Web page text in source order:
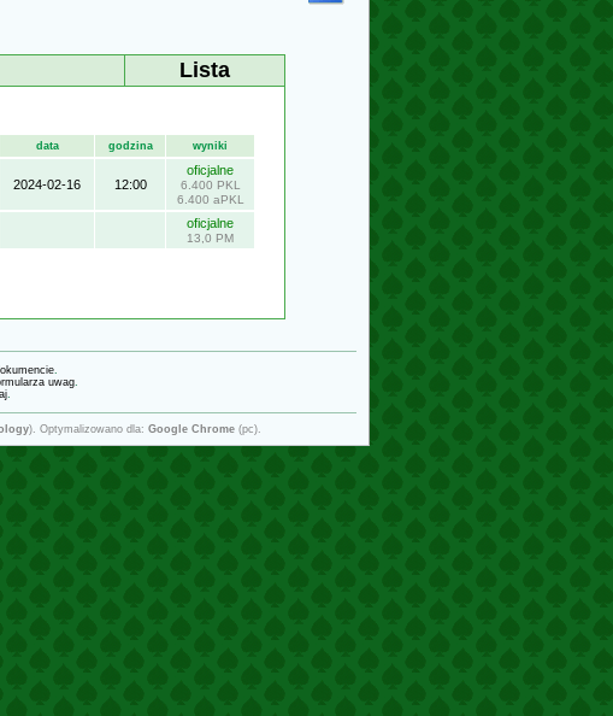
Lista
data godzina wyniki
2024-02-16 12:00
oficjalne
6.400 PKL
6.400 aPKL
oficjalne
13,0 PM
.
uwag.
.
). Optymalizowano dla: Google Chrome (pc).